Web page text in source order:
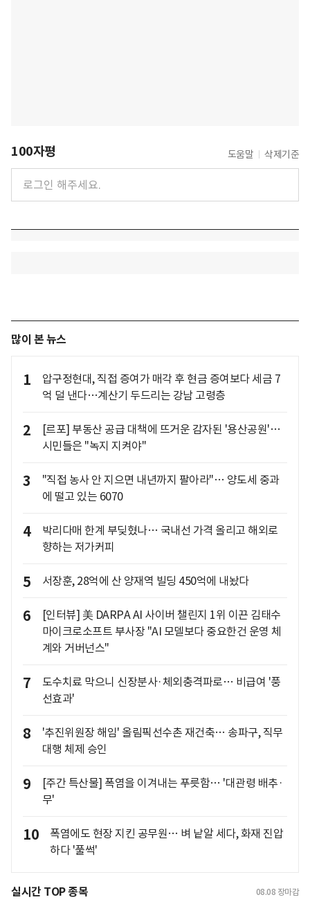
100자평 도움말 삭제기준
많이 본 뉴스
1
압구정현대, 직접 증여가 매각 후 현금 증여보다 세금 7
억 덜 낸다…계산기 두드리는 강남 고령층
2
[르포] 부동산 공급 대책에 뜨거운 감자된 '용산공원'…
시민들은 "녹지 지켜야"
3
"직접 농사 안 지으면 내년까지 팔아라"… 양도세 중과
에 떨고 있는 6070
4
박리다매 한계 부딪혔나… 국내선 가격 올리고 해외로
향하는 저가커피
5 서장훈, 28억에 산 양재역 빌딩 450억에 내놨다
6
[인터뷰] 美 DARPA AI 사이버 챌린지 1위 이끈 김태수
마이크로소프트 부사장 "AI 모델보다 중요한건 운영 체
계와 거버넌스"
7
도수치료 막으니 신장분사·체외충격파로… 비급여 '풍
선효과'
8
'추진위원장 해임' 올림픽선수촌 재건축… 송파구, 직무
대행 체제 승인
9
[주간 특산물] 폭염을 이겨내는 푸릇함… '대관령 배추·
무'
10
폭염에도 현장 지킨 공무원… 벼 낱알 세다, 화재 진압
하다 '풀썩'
실시간 TOP 종목 08.08 장마감